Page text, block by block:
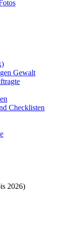
Gewalt
Checklisten
2026)